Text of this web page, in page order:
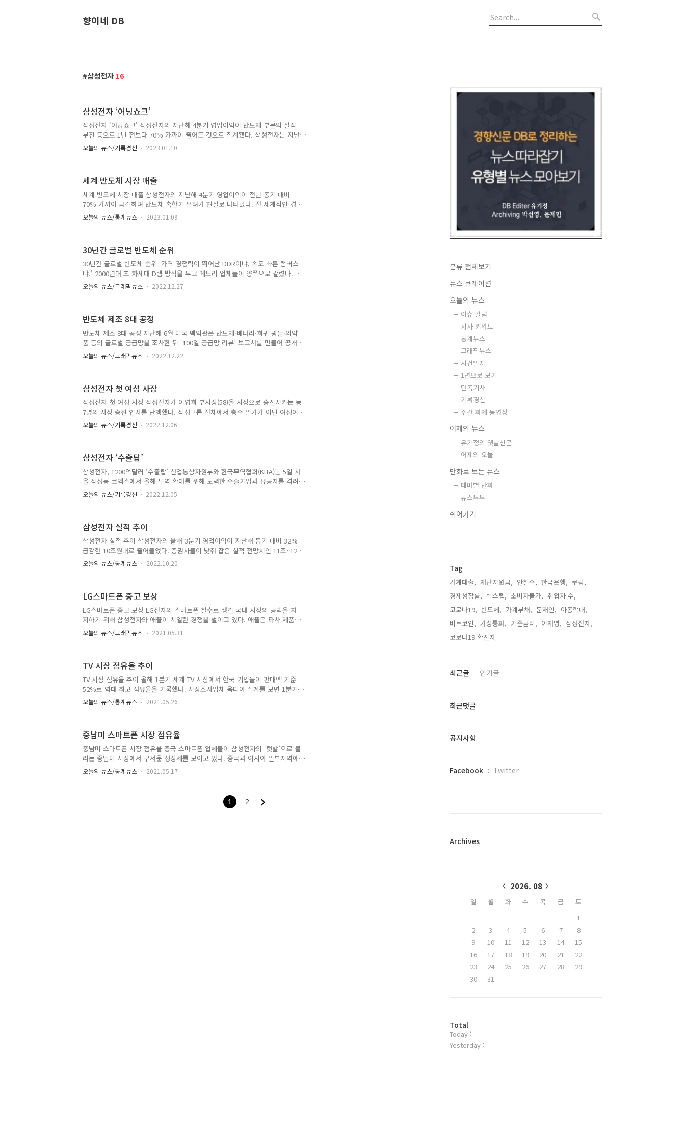
향이네 DB
삼성전자 16
삼성전자 ‘어닝쇼크’
삼성전자 ‘어닝쇼크’ 삼성전자의 지난해 4분기 영업이익이 반도체 부문의 실적
부진 등으로 1년 전보다 70% 가까이 줄어든 것으로 집계됐다. 삼성전자는 지난
해 4분기 영업이익이 4조3000억원으로 전년 동기 대비 69% 감소한 것으로 잠정
집계됐다고 6일 공시했다. 전 분기와 비교해도 60.4% 줄어든 수치로, 시장의 전
오늘의 뉴스/기록경신 2023.01.10
세계 반도체 시장 매출
세계 반도체 시장 매출 삼성전자의 지난해 4분기 영업이익이 전년 동기 대비
70% 가까이 급감하며 반도체 혹한기 우려가 현실로 나타났다. 전 세계적인 경
기 침체와 전자기기 수요 감소에 따라 주력인 반도체를 필두로 스마트폰, 디스플
레이 등 전 사업부에 걸쳐 실적 부진이 이어진 것으로 보인다. 올 상반기에는 반
오늘의 뉴스/통계뉴스 2023.01.09
30년간 글로벌 반도체 순위
30년간 글로벌 반도체 순위 ‘가격 경쟁력이 뛰어난 DDR이냐, 속도 빠른 램버스
냐.’ 2000년대 초 차세대 D램 방식을 두고 메모리 업체들이 양쪽으로 갈렸다. 당
시 업계 1위 삼성전자는 DDR D램을 주력으로 내세운 반면, 2~4위 엘피다(일본),
마이크론(미국), 인피니언(독일) 등은 램버스 D램 투자를 대폭 늘렸다 인텔은
선언했다. 이에 램버스 D램으로 삼성전자를 제치려던 업체들이 막대한 손해를
입었다. 기술·가격 경쟁이 치열한 메모리 업계에 최근 다시 ‘한파’가 몰아쳤다. 7
년 만에 분기 영업 적자를 낸 마이크론은 내년에 생산량을 ..
오늘의 뉴스/그래픽뉴스 2022.12.27
반도체 제조 8대 공정
반도체 제조 8대 공정 지난해 6월 미국 백악관은 반도체·배터리·희귀 광물·의약
품 등의 글로벌 공급망을 조사한 뒤 ‘100일 공급망 리뷰’ 보고서를 만들어 공개
했다. 주요 산업에서 중국의 ‘굴기’를 막고 미국의 영향력을 유지하기 위해서다.
이 보고서는 이후 조 바이든 대통령의 글로벌 공급망 재편 정책의 근간이 됐다.
오늘의 뉴스/그래픽뉴스 2022.12.22
삼성전자 첫 여성 사장
삼성전자 첫 여성 사장 삼성전자가 이영희 부사장(58)을 사장으로 승진시키는 등
7명의 사장 승진 인사를 단행했다. 삼성그룹 전체에서 총수 일가가 아닌 여성이
사장이 된 것은 이번이 처음이다. ■관련기사 삼성전자 첫 여성 사장 나왔다 이
재용 회장 취임 첫 사장단 인사
오늘의 뉴스/기록경신 2022.12.06
삼성전자 ‘수출탑’
삼성전자, 1200억달러 ‘수출탑’ 산업통상자원부와 한국무역협회(KITA)는 5일 서
울 삼성동 코엑스에서 올해 무역 확대를 위해 노력한 수출기업과 유공자를 격려
하기 위한 ‘제59회 무역의날’ 기념식을 개최한다고 4일 밝혔다. 산업부에 따르면
수출의탑 수상 기업은 1780개사로 지난해보다 207개사 늘어났다. 수출의탑은 단
자, 사상 첫 1200억달러 ‘수출탑’
오늘의 뉴스/기록경신 2022.12.05
삼성전자 실적 추이
삼성전자 실적 추이 삼성전자의 올해 3분기 영업이익이 지난해 동기 대비 32%
급감한 10조원대로 줄어들었다. 증권사들이 낮춰 잡은 실적 전망치인 11조~12조
원에 미치지 못하는 실적이다. ■ 관련기사 삼성전자 3분기 영업이익, 지난해보
다 32% 급감한 10조원대
오늘의 뉴스/통계뉴스 2022.10.20
LG스마트폰 중고 보상
LG스마트폰 중고 보상 LG전자의 스마트폰 철수로 생긴 국내 시장의 공백을 차
지하기 위해 삼성전자와 애플이 치열한 경쟁을 벌이고 있다. 애플은 타사 제품에
중고 보상을 하지 않던 고집을 꺾고 LG전자 스마트폰에 대한 중고 보상 정책을
도입했다. 삼성전자도 LG폰 반납 시 애플과 같은 액수인 15만원을 보상금으로
오늘의 뉴스/그래픽뉴스 2021.05.31
TV 시장 점유율 추이
TV 시장 점유율 추이 올해 1분기 세계 TV 시장에서 한국 기업들이 판매액 기준
52%로 역대 최고 점유율을 기록했다. 시장조사업체 옴디아 집계를 보면 1분기
세계 TV 시장의 판매액 기준 점유율은 삼성전자가 32.9%로 1위, LG전자가
19.2%로 2위였다. ■관련기사 1분기 전 세계서 팔린 TV 절반 ‘한국산’
오늘의 뉴스/통계뉴스 2021.05.26
중남미 스마트폰 시장 점유율
중남미 스마트폰 시장 점유율 중국 스마트폰 업체들이 삼성전자의 ‘텃밭’으로 불
리는 중남미 시장에서 무서운 성장세를 보이고 있다. 중국과 아시아 일부지역에
서의 성공을 바탕으로 중저가 위주의 중남미 시장을 적극 공략한 결과다. ■관련
기사 삼성 ‘텃밭’ 밀고 들어오는 중국 스마트폰
오늘의 뉴스/통계뉴스 2021.05.17
1 2
분류 전체보기
뉴스 큐레이션
오늘의 뉴스
이슈 칼럼
시사 키워드
통계뉴스
그래픽뉴스
사건일지
1면으로 보기
단독기사
기록경신
주간 화제 동영상
어제의 뉴스
유기정의 옛날신문
어제의 오늘
만화로 보는 뉴스
테마별 만화
뉴스톡톡
쉬어가기
Tag
가계대출, 재난지원금, 안철수, 한국은행, 쿠팡,
경제성장률, 빅스텝, 소비자물가, 취업자 수,
코로나19, 반도체, 가계부채, 문재인, 아동학대,
비트코인, 가상통화, 기준금리, 이재명, 삼성전자,
코로나19 확진자,
최
과
글
최근글 인기글
최근댓글
공지사항
페
플
Facebook Twitter
Archives
2026. 08
일 월 화 수 목 금
토
1
2
3 4 5 6 7
8
9
10 11 12 13 14
15
16
17 18 19 20 21
22
23
24 25 26 27 28
29
30
31
방
문
자
Total
Today :
Yesterday :